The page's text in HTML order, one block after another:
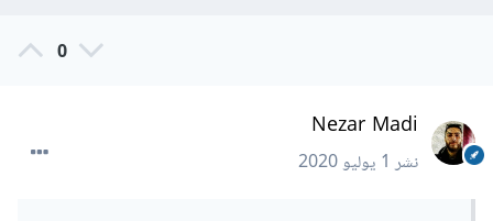
0
Nezar Madi
نشر1 يوليو 2020